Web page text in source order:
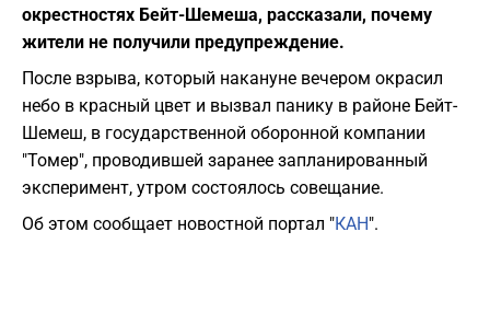
окрестностях Бейт-Шемеша, рассказали, почему
жители не получили предупреждение.
После взрыва, который накануне вечером окрасил
небо в красный цвет и вызвал панику в районе Бейт-
Шемеш, в государственной оборонной компании
"Томер", проводившей заранее запланированный
эксперимент, утром состоялось совещание.
Об этом сообщает новостной портал "КАН".